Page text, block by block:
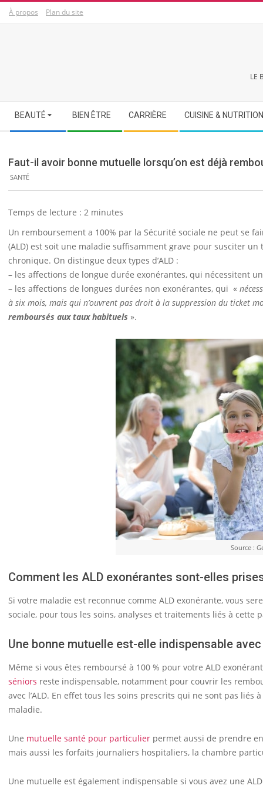
SkipÀ propos Plan du site
LE
Secondary
Navigation
Menu
BEAUTÉ BIEN ÊTRE CARRIÈRE CUISINE & NUTRITION
Faut-il avoir bonne mutuelle lorsqu’on est déjà
SANTÉ
Temps de lecture : 2 minutes
Un remboursement a 100% par la Sécurité sociale ne peut se
(ALD) est soit une maladie suffisamment grave pour susciter
chronique. On distingue deux types d’ALD :
– les affections de longue durée exonérantes, qui nécessitent
– les affections de longues durées non exonérantes, qui «
à six mois, mais qui n’ouvrent pas droit à la suppression du ticket
remboursés aux taux habituels ».
Source :
Comment les ALD exonérantes sont-elles
Si votre maladie est reconnue comme ALD exonérante, vous
sociale, pour tous les soins, analyses et traitements liés à cette
Une bonne mutuelle est-elle indispensable avec
Même si vous êtes remboursé à 100 % pour votre ALD
séniors reste indispensable, notamment pour couvrir les
avec l’ALD. En effet tous les soins prescrits qui ne sont pas liés
maladie.
Une mutuelle santé pour particulier permet aussi de prendre
mais aussi les forfaits journaliers hospitaliers, la chambre
Une mutuelle est également indispensable si vous avez une